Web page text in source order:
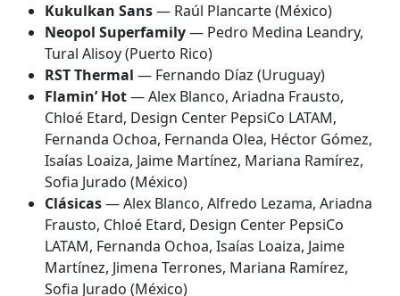
Kukulkan Sans— Raúl Plancarte (México)
Neopol Superfamily— Pedro Medina Leandry,
Tural Alisoy (Puerto Rico)
RST Thermal — Fernando Díaz (Uruguay)
Flamin’ Hot— Alex Blanco, Ariadna Frausto,
Chloé Etard, Design Center PepsiCo LATAM,
Fernanda Ochoa, Fernanda Olea, Héctor Gómez,
Isaías Loaiza, Jaime Martínez, Mariana Ramírez,
Sofia Jurado (México)
Clásicas— Alex Blanco, Alfredo Lezama, Ariadna
Frausto, Chloé Etard, Design Center PepsiCo
LATAM, Fernanda Ochoa, Isaías Loaiza, Jaime
Martínez, Jimena Terrones, Mariana Ramírez,
Sofia Jurado (México)